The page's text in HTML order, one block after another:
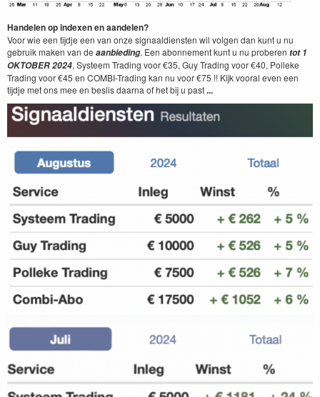
Handelen op indexen en aandelen?
Voor wie een tijdje een van onze signaaldiensten wil volgen dan kunt u nu
gebruik maken van de aanbieding. Een abonnement kunt u nu proberen tot 1
OKTOBER2024, Systeem Trading voor €35, Guy Trading voor €40, Polleke
Trading voor €45 en COMBI-Trading kan nu voor €75 !! Kijk vooral even een
tijdje met ons mee en beslis daarna of het bij u past...